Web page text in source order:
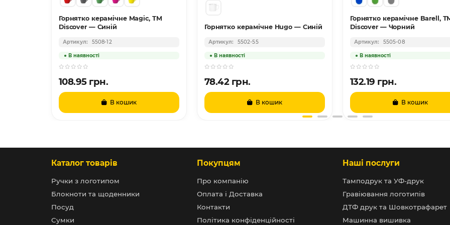
Горнятко керамічне Magic, ТМ
Discover — Синій
5508-12
108.95 грн.
В кошик
Горнятко керамічне Hugo — Синій
5502-55
78.42 грн.
В кошик
Горнятко керамічне Barell,
Discover — Чорний
5505-08
132.19 грн.
В кошик
Каталог товарів
Ручки з логотипом
Блокноти та щоденники
Посуд
Сумки
Покупцям
Про компанію
Оплата і Доставка
Контакти
Політика конфіденційності
Наші послуги
Тамподрук та УФ-друк
Гравіювання логотипів
ДТФ друк та Шовкотрафарет
Машинна вишивка